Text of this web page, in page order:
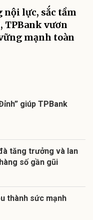
nội lực, sắc tầm
TPBank vươn
mạnh toàn
giúp TPBank
tăng trưởng và lan
số gần gũi
thành sức mạnh